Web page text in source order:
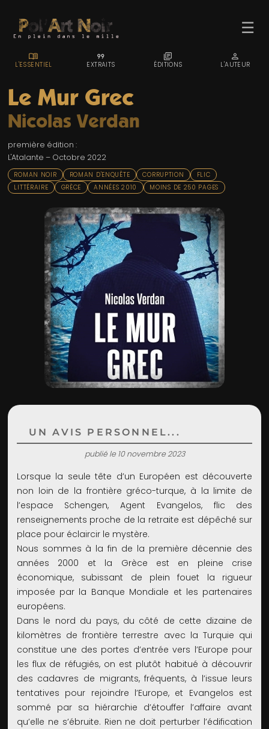
☰
ACCUEIL
TROMBINO
INDEX
RECHERCHE
LIENS & FESTIVALS
UN POLAR AU HASARD
Le Mur Grec
Nicolas Verdan
première édition :
L'Atalante – Octobre 2022
ROMAN NOIR ROMAN D'ENQUÊTE CORRUPTION
FLIC
LITTÉRAIRE
GRÈCE ANNÉES 2010 MOINS DE 250 PAGES
UN AVIS PERSONNEL...
publié le 10 novembre 2023
Lorsque la seule tête d’un Européen est découverte
non loin de la frontière gréco-turque, à la limite de
l’espace Schengen, Agent Evangelos, flic des
renseignements proche de la retraite est dépêché sur
place pour éclaircir le mystère.
Nous sommes à la fin de la première décennie des
années 2000 et la Grèce est en pleine crise
économique, subissant de plein fouet la rigueur
imposée par la Banque Mondiale et les partenaires
européens.
Dans le nord du pays, du côté de cette dizaine de
kilomètres de frontière terrestre avec la Turquie qui
constitue une des portes d’entrée vers l’Europe pour
les flux de réfugiés, on est plutôt habitué à découvrir
des cadavres de migrants, fréquents, à l’issue leurs
tentatives pour rejoindre l’Europe, et Evangelos est
sommé par sa hiérarchie d’étouffer l’affaire avant
qu’elle ne s’ébruite. Rien ne doit perturber l’édification
MENU_BOOK
L'ESSENTIEL
FORMAT_QUOTE
EXTRAITS
LIBRARY_BOOKS
ÉDITIONS
PERSON
L'AUTEUR